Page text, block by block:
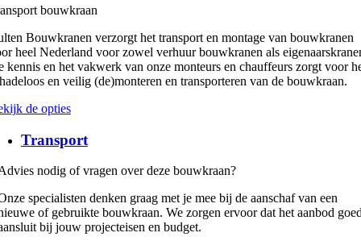
bouwkraan
Bouwkranen verzorgt het transport en montage van bouwkranen
heel Nederland voor zowel verhuur bouwkranen als
kennis en het vakwerk van onze monteurs en chauffeurs zorgt voor
en veilig (de)monteren en transporteren van de bouwkraan.
de opties
Transport
nodig of vragen over deze bouwkraan?
specialisten denken graag met je mee bij de aanschaf van een
of gebruikte bouwkraan. We zorgen ervoor dat het aanbod
bij jouw projecteisen en budget.